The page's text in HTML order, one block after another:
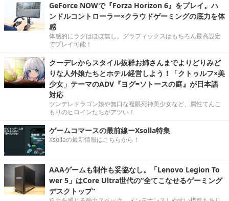
GeForce NOWで『Forza Horizon 6』をプレイ。ハ
ンドルコントローラー×クラウドゲーミングの底力を体
感
体感的にラグはほぼ無し。グラフィックスはもちろん最高設定
でプレイ可能！
クーデレからスタイル抜群お姉さんまでよりどりみど
りな人外娘たちとホテル経営しよう！「クトゥルフ×美
少女」テーマのADV『ヨグ=ソトースの庭』が日本語
対応
ツンデレドラゴン娘や無口な複眼死神美少女など、属性てんこ
もりのヒロインたちがアツい！
ゲームコマースの最前線ーXsolla特集
Xsollaの最新情報はこちらから！
AAAゲームも制作も妥協なし。「Lenovo Legion To
wer 5」はCore Ultra世代の“全てこなせるゲーミング
デスクトップ”